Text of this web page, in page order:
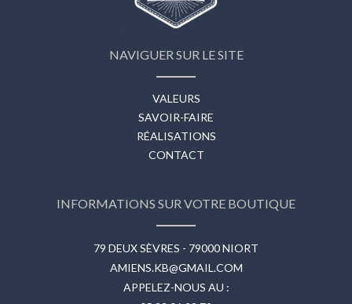
NAVIGUER SUR LE SITE
VALEURS
SAVOIR-FAIRE
RÉALISATIONS
CONTACT
INFORMATIONS SUR VOTRE BOUTIQUE
79 DEUX SÈVRES - 79000 NIORT
AMIENS.KB@GMAIL.COM
APPELEZ-NOUS AU :